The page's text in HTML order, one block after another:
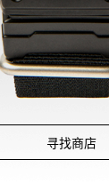
寻找商店